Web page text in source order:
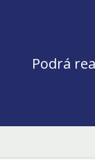
Podrá